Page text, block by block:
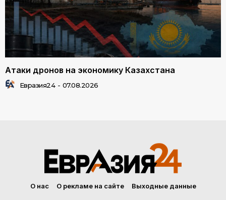
Атаки дронов на экономику Казахстана
Евразия24 - 07.08.2026
О нас О рекламе на сайте Выходные данные